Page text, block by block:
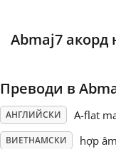
Português
Abmaj7 акорд
Преводи в
АНГЛИЙСКИ A-flat
ВИЕТНАМСКИ hợp